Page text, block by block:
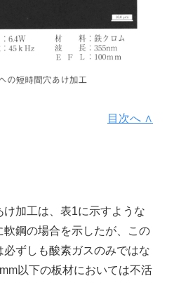
目次へ ∧
加工は、表1に示すような
鋼の場合を示したが、この
ずしも酸素ガスのみではな
以下の板材においては不活